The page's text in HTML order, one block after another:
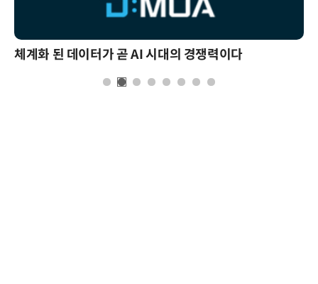
체계화 된 데이터가 곧 AI 시대의 경쟁력이다